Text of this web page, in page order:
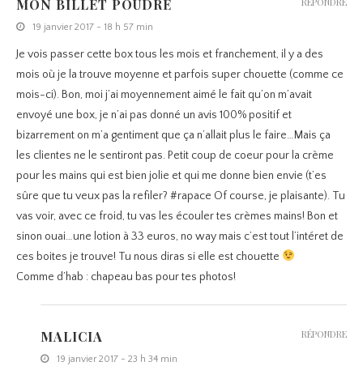
MON BILLET POUDRÉ
19 janvier 2017 - 18 h 57 min
Je vois passer cette box tous les mois et franchement, il y a des
mois où je la trouve moyenne et parfois super chouette (comme ce
mois-ci). Bon, moi j’ai moyennement aimé le fait qu’on m’avait
envoyé une box, je n’ai pas donné un avis 100% positif et
bizarrement on m’a gentiment que ça n’allait plus le faire…Mais ça
les clientes ne le sentiront pas. Petit coup de coeur pour la crème
pour les mains qui est bien jolie et qui me donne bien envie (t’es
sûre que tu veux pas la refiler? #rapace Of course, je plaisante). Tu
vas voir, avec ce froid, tu vas les écouler tes crèmes mains! Bon et
sinon ouai…une lotion à 33 euros, no way mais c’est tout l’intéret de
ces boites je trouve! Tu nous diras si elle est chouette
Comme d’hab : chapeau bas pour tes photos!
MALICIA
19 janvier 2017 - 23 h 34 min
RÉPONDRE